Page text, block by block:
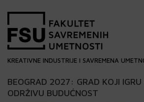
KREATIVNE INDUSTRIJE I SAVREMENA
BEOGRAD 2027: GRAD KOJI
ODRŽIVU BUDUĆNOST